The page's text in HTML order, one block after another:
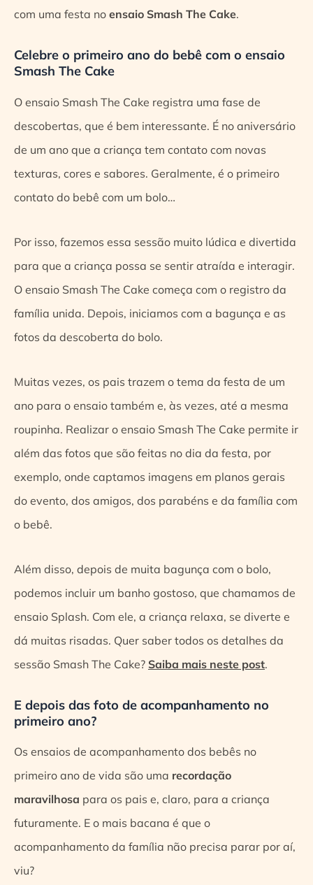
com uma festa no ensaio Smash The Cake.
Celebre o primeiro ano do bebê com o ensaio
Smash The Cake
O ensaio Smash The Cake registra uma fase de
descobertas, que é bem interessante. É no aniversário
de um ano que a criança tem contato com novas
texturas, cores e sabores. Geralmente, é o primeiro
contato do bebê com um bolo…
Por isso, fazemos essa sessão muito lúdica e divertida
para que a criança possa se sentir atraída e interagir.
O ensaio Smash The Cake começa com o registro da
família unida. Depois, iniciamos com a bagunça e as
fotos da descoberta do bolo.
Muitas vezes, os pais trazem o tema da festa de um
ano para o ensaio também e, às vezes, até a mesma
roupinha. Realizar o ensaio Smash The Cake permite ir
além das fotos que são feitas no dia da festa, por
exemplo, onde captamos imagens em planos gerais
do evento, dos amigos, dos parabéns e da família com
o bebê.
Além disso, depois de muita bagunça com o bolo,
podemos incluir um banho gostoso, que chamamos de
ensaio Splash. Com ele, a criança relaxa, se diverte e
dá muitas risadas. Quer saber todos os detalhes da
sessão Smash The Cake? Saiba mais neste post.
E depois das foto de acompanhamento no
primeiro ano?
Os ensaios de acompanhamento dos bebês no
primeiro ano de vida são uma recordação
maravilhosa para os pais e, claro, para a criança
futuramente. E o mais bacana é que o
acompanhamento da família não precisa parar por aí,
viu?